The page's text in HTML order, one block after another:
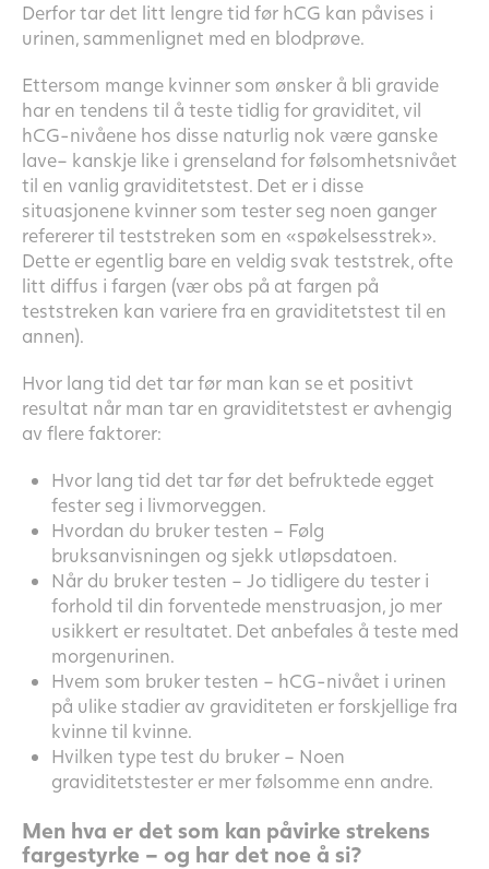
Derfor tar det litt lengre tid før hCG kan påvises i
urinen, sammenlignet med en blodprøve.
Ettersom mange kvinner som ønsker å bli gravide
har en tendens til å teste tidlig for graviditet, vil
hCG-nivåene hos disse naturlig nok være ganske
lave– kanskje like i grenseland for følsomhetsnivået
til en vanlig graviditetstest. Det er i disse
situasjonene kvinner som tester seg noen ganger
refererer til teststreken som en «spøkelsesstrek».
Dette er egentlig bare en veldig svak teststrek, ofte
litt diffus i fargen (vær obs på at fargen på
teststreken kan variere fra en graviditetstest til en
annen).
Hvor lang tid det tar før man kan se et positivt
resultat når man tar en graviditetstest er avhengig
av flere faktorer:
Hvor lang tid det tar før det befruktede egget
fester seg i livmorveggen.
Hvordan du bruker testen – Følg
bruksanvisningen og sjekk utløpsdatoen.
Når du bruker testen – Jo tidligere du tester i
forhold til din forventede menstruasjon, jo mer
usikkert er resultatet. Det anbefales å teste med
morgenurinen.
Hvem som bruker testen – hCG-nivået i urinen
på ulike stadier av graviditeten er forskjellige fra
kvinne til kvinne.
Hvilken type test du bruker – Noen
graviditetstester er mer følsomme enn andre.
Men hva er det som kan påvirke strekens
fargestyrke – og har det noe å si?